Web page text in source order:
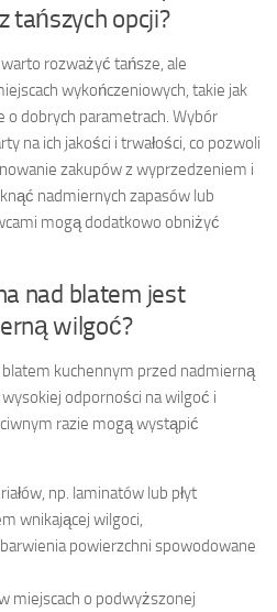
tańszych opcji?
rozważyć tańsze, ale
wykończeniowych, takie jak
o dobrych parametrach. Wybór
na ich jakości i trwałości, co pozwoli
zakupów z wyprzedzeniem i
nadmiernych zapasów lub
mogą dodatkowo obniżyć
nad blatem jest
wilgoć?
kuchennym przed nadmierną
odporności na wilgoć i
razie mogą wystąpić
np. laminatów lub płyt
wnikającej wilgoci,
powierzchni spowodowane
miejscach o podwyższonej